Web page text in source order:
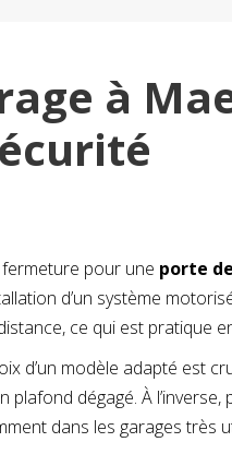
à
pour une porte
d’un système
ce qui est pratique
d’un modèle adapté est
plafond dégagé. À
dans les garages très